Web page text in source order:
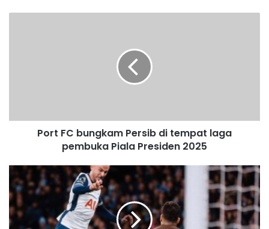
o
s
Port FC bungkam Persib di tempat laga
pembuka Piala Presiden 2025